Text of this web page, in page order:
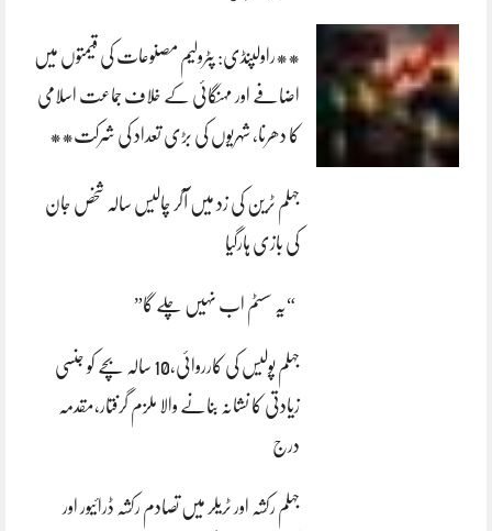
**راولپنڈی: پٹرولیم مصنوعات کی قیمتوں میں
اضافے اور مہنگائی کے خلاف جماعت اسلامی
کا دھرنا، شہریوں کی بڑی تعداد کی شرکت**
جہلم ٹرین کی زد میں آکر چالیس سالہ شخص جان
کی بازی ہارگیا
“یہ سسٹم اب نہیں چلے گا”
جہلم پولیس کی کارروائی،10 سالہ بچے کو جنسی
زیادتی کا نشانہ بنانے والا ملزم گرفتار،مقدمہ
درج
جہلم رکشہ اور ٹریلر میں تصادم رکشہ ڈرائیور اور